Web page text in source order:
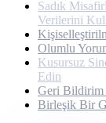
Sadık
Verilerini
Olumlu
Kusursuz
Edin
Geri Bildirim
Birleşik Bir